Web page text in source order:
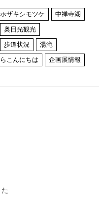
ホザキシモツケ 中禅寺湖
奥日光観光
歩道状況 湯滝
こんにちは 企画展情報